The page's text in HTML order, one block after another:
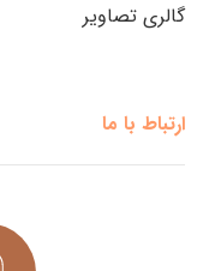
گالری تصاویر
ارتباط با ما